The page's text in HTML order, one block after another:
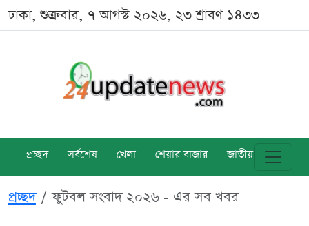
ঢাকা, শুক্রবার, ৭ আগস্ট ২০২৬, ২৩ শ্রাবণ ১৪৩৩
প্রচ্ছদ সর্বশেষ খেলা শেয়ার বাজার জাতীয় বিশ্ব
প্রচ্ছদ ফুটবল সংবাদ ২০২৬ - এর সব খবর